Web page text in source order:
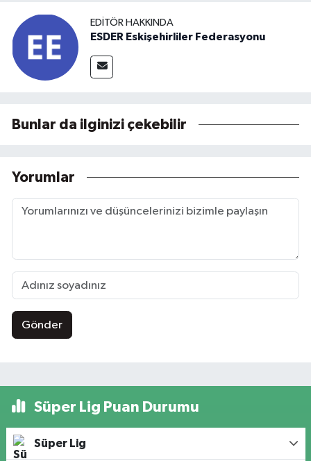
EDITÖR HAKKINDA
ESDER Eskişehirliler Federasyonu
Bunlar da ilginizi çekebilir
Yorumlar
Gönder
Süper Lig Puan Durumu
Süper Lig